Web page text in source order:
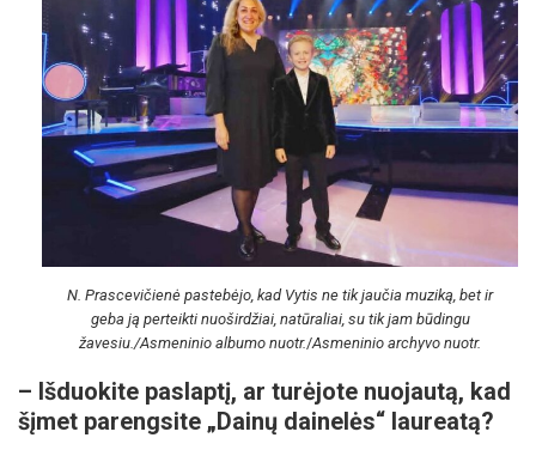
N. Prascevičienė pastebėjo, kad Vytis ne tik jaučia muziką, bet ir
geba ją perteikti nuoširdžiai, natūraliai, su tik jam būdingu
žavesiu./Asmeninio albumo nuotr./Asmeninio archyvo nuotr.
– Išduokite paslaptį, ar turėjote nuojautą, kad
šįmet parengsite „Dainų dainelės“ laureatą?